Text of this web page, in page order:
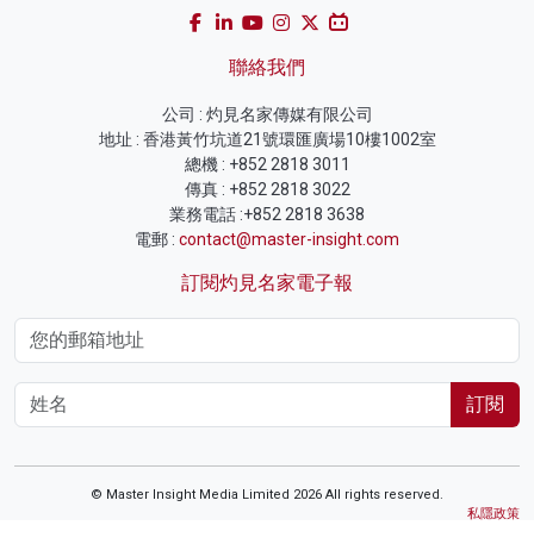
聯絡我們
公司 : 灼見名家傳媒有限公司
地址 : 香港黃竹坑道21號環匯廣場10樓1002室
總機 : +852 2818 3011
傳真 : +852 2818 3022
業務電話 :+852 2818 3638
電郵 : contact@master-insight.com
訂閱灼見名家電子報
訂閱
© Master Insight Media Limited 2026 All rights reserved.
私隱政策